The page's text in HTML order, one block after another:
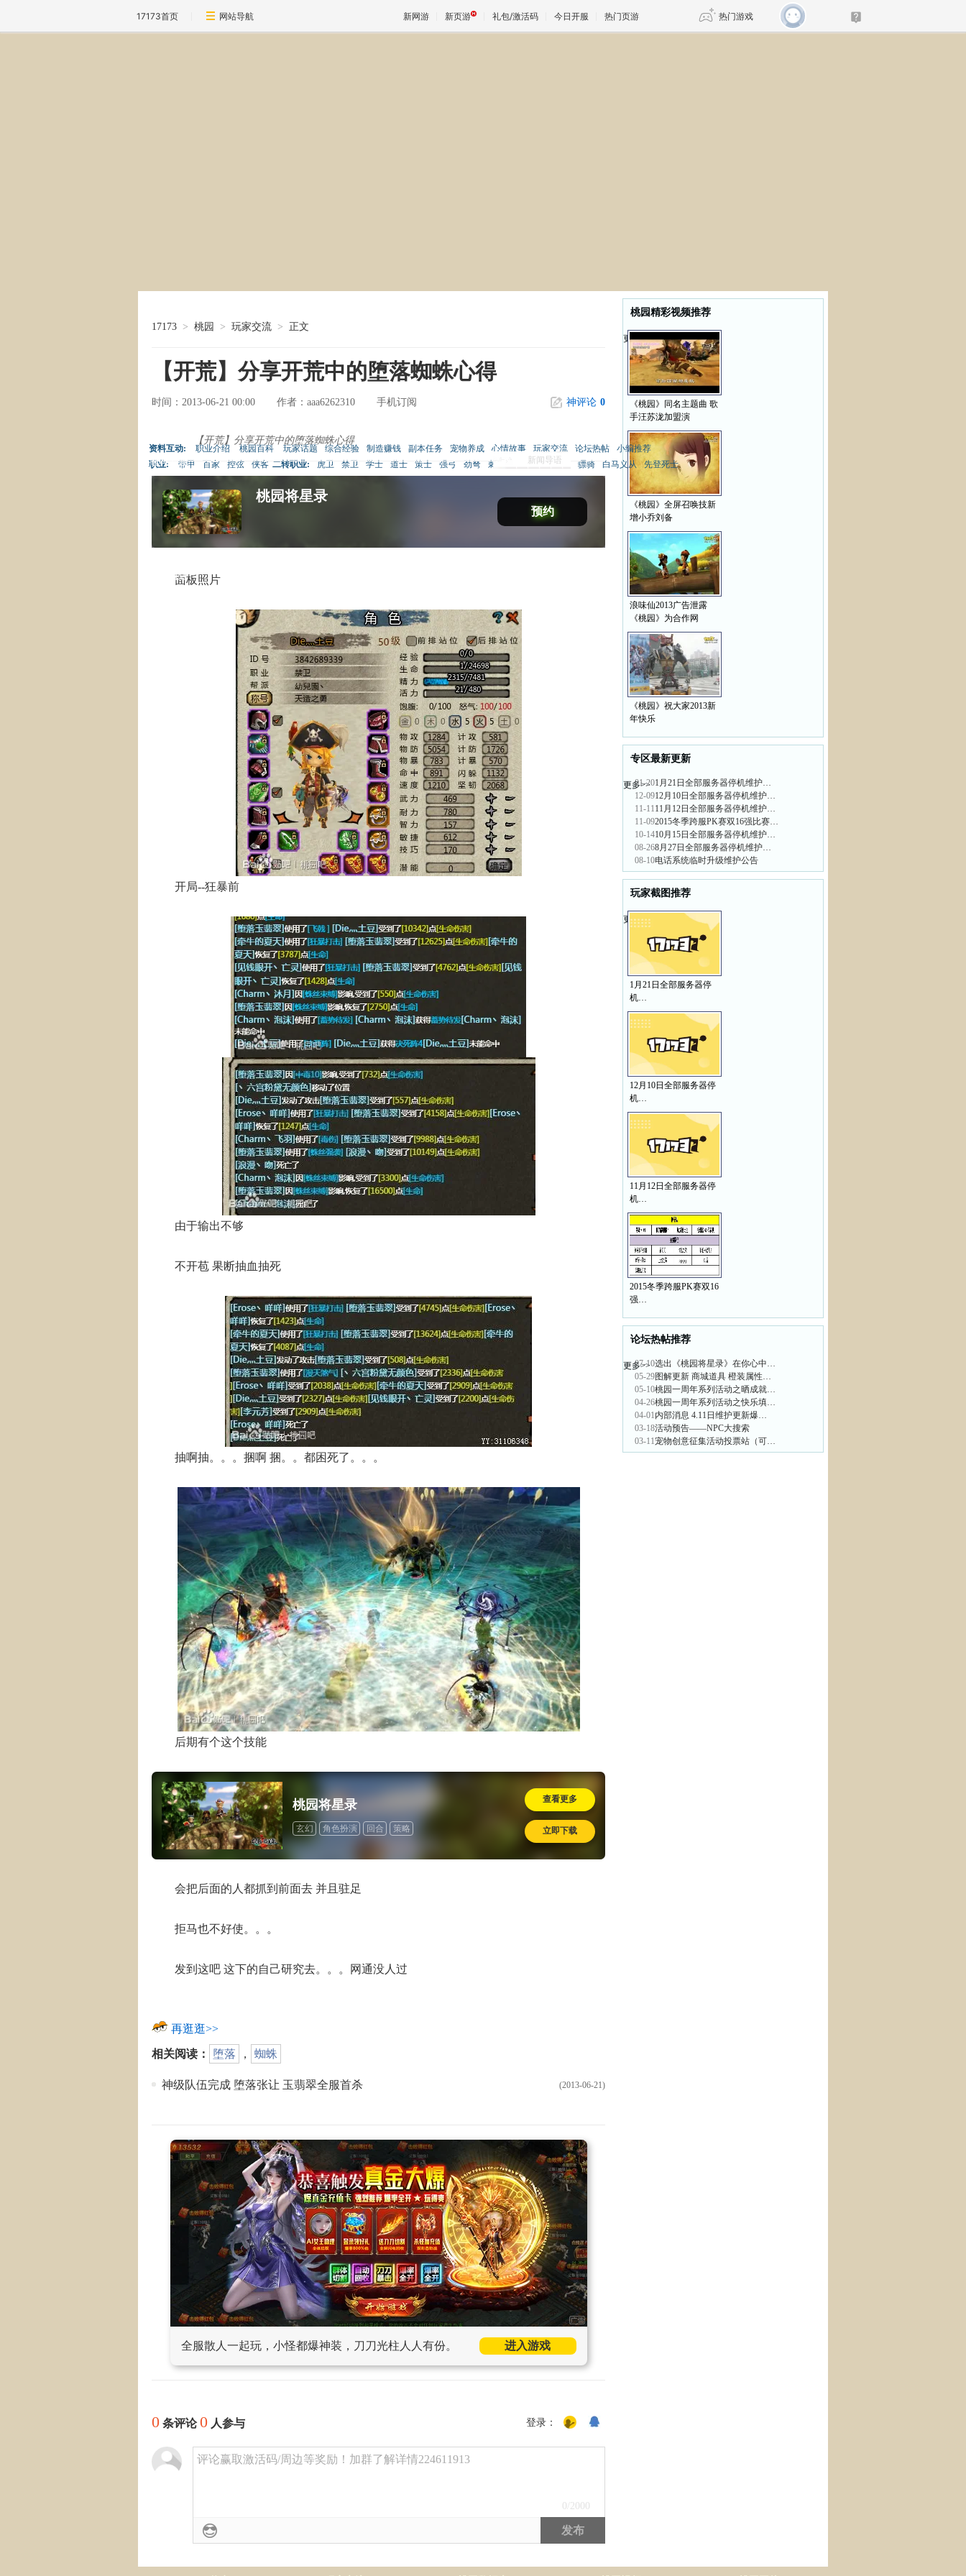
17173首页 网站导航 新网游 新页游 礼包/激活码 今日开服 热门页游 热门游戏
推荐专题
热点系统
游戏资料
桃园MM
资料互动: 职业介绍 桃园百科 玩家话题 综合经验 制造赚钱 副本任务 宠物养成 心情故事 玩家交流 论坛热帖
小编推荐
职业:
带甲 百家 控弦 侠客 二转职业: 虎卫 禁卫 学士 道士 策士 强弓 劲弩 刺客 剑客 多修职业: 骠骑 白马义从 先登死士
17173 > 桃园 > 玩家交流 > 正文
【开荒】分享开荒中的堕落蜘蛛心得
时间：2013-06-21 00:00 作者： aaa6262310 手机订阅 神评论 0
新闻导语
【开荒】分享开荒中的堕落蜘蛛心得
桃园将星录
预约
面板照片
开局--狂暴前
由于输出不够
不开苞 果断抽血抽死
抽啊抽。。。捆啊 捆。。都困死了。。。
后期有个这个技能
桃园将星录
玄幻 角色扮演 回合 策略
查看更多
立即下载
会把后面的人都抓到前面去 并且驻足
拒马也不好使。。。
发到这吧 这下的自己研究去。。。网通没人过
再逛逛>>
相关阅读： 堕落 ， 蜘蛛
(2013-06-21)
神级队伍完成 堕落张让 玉翡翠全服首杀
全服散人一起玩，小怪都爆神装，刀刀光柱人人有份。 进入游戏
0 条评论0 人参与 登录：
评论赢取激活码/周边等奖励！加群了解详情224611913
0 /2000
发布
桃园精彩视频推荐
更多>>
《桃园》同名主题曲 歌
手汪苏泷加盟演
《桃园》全屏召唤技新
增小乔刘备
浪味仙2013广告泄露
《桃园》为合作网
《桃园》祝大家2013新
年快乐
专区最新更新
更多>>
01-201月21日全部服务器停机维护…
12-0912月10日全部服务器停机维护…
11-1111月12日全部服务器停机维护…
11-092015冬季跨服PK赛双16强比赛…
10-1410月15日全部服务器停机维护…
08-268月27日全部服务器停机维护…
08-10电话系统临时升级维护公告
玩家截图推荐
更多>>
1月21日全部服务器停
机…
12月10日全部服务器停
机…
11月12日全部服务器停
机…
2015冬季跨服PK赛双16
强…
论坛热帖推荐
更多>>
07-10选出《桃园将星录》在你心中…
05-29图解更新 商城道具 橙装属性…
05-10桃园一周年系列活动之晒成就…
04-26桃园一周年系列活动之快乐填…
04-01内部消息 4.11日维护更新爆…
03-18活动预告——NPC大搜索
03-11宠物创意征集活动投票站（可…